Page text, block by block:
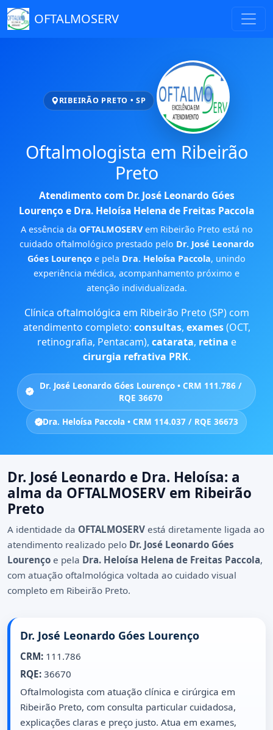
OFTALMOSERV
RIBEIRÃO PRETO • SP
Oftalmologista em Ribeirão
Preto
Atendimento com Dr. José Leonardo Góes
Lourenço e Dra. Heloísa Helena de Freitas Paccola
A essência da OFTALMOSERVem Ribeirão Preto está no
cuidado oftalmológico prestado pelo Dr. José Leonardo
Góes Lourenço e pela Dra. Heloísa Paccola, unindo
experiência médica, acompanhamento próximo e
atenção individualizada.
Clínica oftalmológica em Ribeirão Preto (SP) com
atendimento completo: consultas, exames(OCT,
retinografia, Pentacam), catarata, retina e
cirurgia refrativa PRK.
Dr. José Leonardo Góes Lourenço • CRM 111.786 /
RQE 36670
Dra. Heloísa Paccola • CRM 114.037 / RQE 36673
Dr. José Leonardo e Dra. Heloísa: a
alma da OFTALMOSERV em Ribeirão
Preto
A identidade da OFTALMOSERV está diretamente ligada ao
atendimento realizado pelo Dr. José Leonardo Góes
Lourenço e pela Dra. Heloísa Helena de Freitas Paccola,
com atuação oftalmológica voltada ao cuidado visual
completo em Ribeirão Preto.
Dr. José Leonardo Góes Lourenço
CRM: 111.786
RQE: 36670
Oftalmologista com atuação clínica e cirúrgica em
Ribeirão Preto, com consulta particular cuidadosa,
explicações claras e preço justo. Atua em exames,